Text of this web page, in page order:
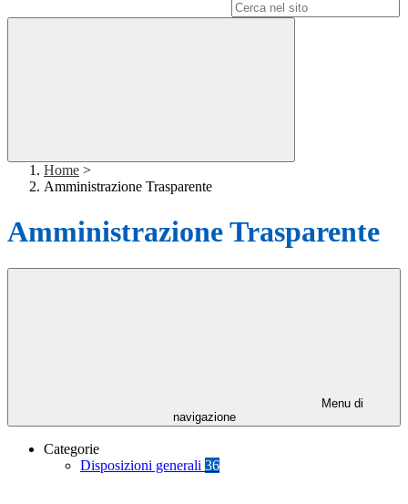
Home >
Amministrazione Trasparente
Amministrazione Trasparente
Menu di
navigazione
Categorie
Disposizioni generali 36